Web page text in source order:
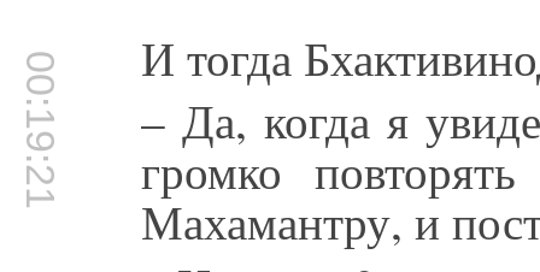
00:19:21
И тогда
– Да, когда я
громко
Махамантру, и